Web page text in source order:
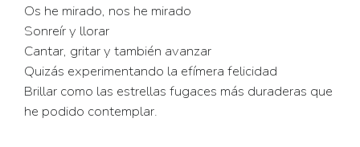
Os he mirado, nos he mirado
Sonreír y llorar
Cantar, gritar y también avanzar
Quizás experimentando la efímera felicidad
Brillar como las estrellas fugaces más duraderas que
he podido contemplar.